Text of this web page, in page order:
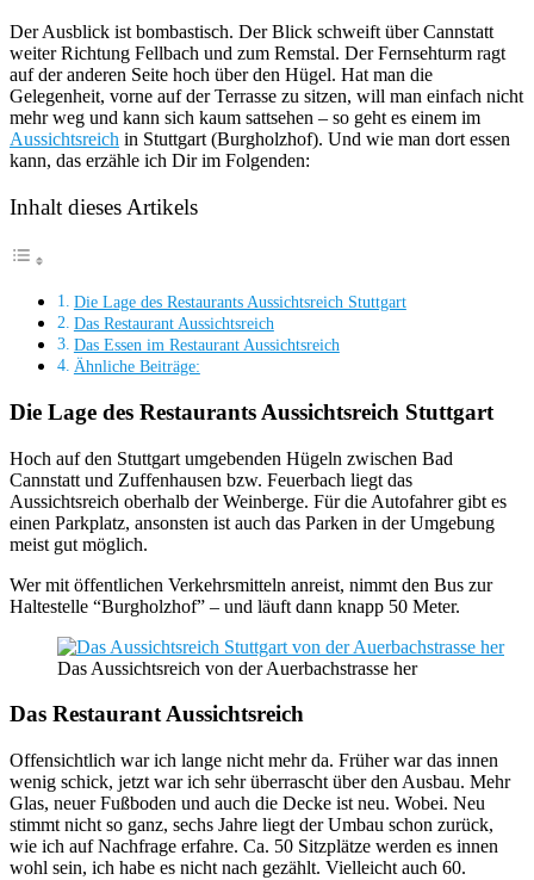
Der Ausblick ist bombastisch. Der Blick schweift über Cannstatt
weiter Richtung Fellbach und zum Remstal. Der Fernsehturm ragt
auf der anderen Seite hoch über den Hügel. Hat man die
Gelegenheit, vorne auf der Terrasse zu sitzen, will man einfach nicht
mehr weg und kann sich kaum sattsehen – so geht es einem im
Aussichtsreich in Stuttgart (Burgholzhof). Und wie man dort essen
kann, das erzähle ich Dir im Folgenden:
Inhalt dieses Artikels
Die Lage des Restaurants Aussichtsreich Stuttgart
Das Restaurant Aussichtsreich
Das Essen im Restaurant Aussichtsreich
Ähnliche Beiträge:
Die Lage des Restaurants Aussichtsreich Stuttgart
Hoch auf den Stuttgart umgebenden Hügeln zwischen Bad
Cannstatt und Zuffenhausen bzw. Feuerbach liegt das
Aussichtsreich oberhalb der Weinberge. Für die Autofahrer gibt es
einen Parkplatz, ansonsten ist auch das Parken in der Umgebung
meist gut möglich.
Wer mit öffentlichen Verkehrsmitteln anreist, nimmt den Bus zur
Haltestelle “Burgholzhof” – und läuft dann knapp 50 Meter.
Das Aussichtsreich von der Auerbachstrasse her
Das Restaurant Aussichtsreich
Offensichtlich war ich lange nicht mehr da. Früher war das innen
wenig schick, jetzt war ich sehr überrascht über den Ausbau. Mehr
Glas, neuer Fußboden und auch die Decke ist neu. Wobei. Neu
stimmt nicht so ganz, sechs Jahre liegt der Umbau schon zurück,
wie ich auf Nachfrage erfahre. Ca. 50 Sitzplätze werden es innen
wohl sein, ich habe es nicht nach gezählt. Vielleicht auch 60.